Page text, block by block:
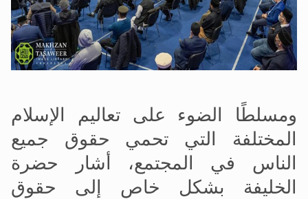
ومسلطًا الضوء على تعاليم الإسلام
المختلفة التي تحمي حقوق جميع
الناس في المجتمع، أشار حضرة
الخليفة بشكل خاص إلى حقوق